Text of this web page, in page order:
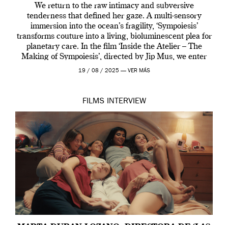
We return to the raw intimacy and subversive
tenderness that defined her gaze. A multi-sensory
immersion into the ocean’s fragility, ‘Sympoiesis’
transforms couture into a living, bioluminescent plea for
planetary care. In the film ‘Inside the Atelier – The
Making of Sympoiesis’, directed by Jip Mus, we enter
the sacred space where Iris van Herpen’s […]
19 / 08 / 2025 — VER MÁS
FILMS INTERVIEW